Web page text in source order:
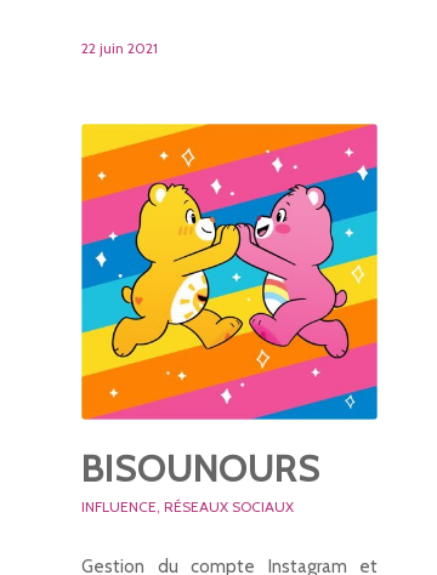
22 juin 2021
BISOUNOURS
INFLUENCE, RÉSEAUX SOCIAUX
Gestion du compte Instagram et